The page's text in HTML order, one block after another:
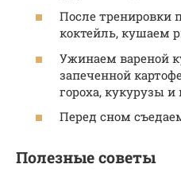
После тренировки
коктейль, кушаем
Ужинаем вареной
запеченной
гороха, кукурузы и
Перед сном
Полезные советы